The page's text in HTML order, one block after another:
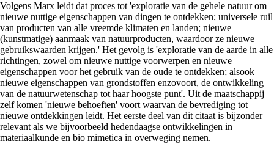
Volgens Marx leidt dat proces tot 'exploratie van de gehele natuur om
nieuwe nuttige eigenschappen van dingen te ontdekken; universele ruil
van producten van alle vreemde klimaten en landen; nieuwe
(kunstmatige) aanmaak van natuurproducten, waardoor ze nieuwe
gebruikswaarden krijgen.' Het gevolg is 'exploratie van de aarde in alle
richtingen, zowel om nieuwe nuttige voorwerpen en nieuwe
eigenschappen voor het gebruik van de oude te ontdekken; alsook
nieuwe eigenschappen van grondstoffen enzovoort, de ontwikkeling
van de natuurwetenschap tot haar hoogste punt'. Uit de maatschappij
zelf komen 'nieuwe behoeften' voort waarvan de bevrediging tot
nieuwe ontdekkingen leidt. Het eerste deel van dit citaat is bijzonder
relevant als we bijvoorbeeld hedendaagse ontwikkelingen in
materiaalkunde en bio mimetica in overweging nemen.